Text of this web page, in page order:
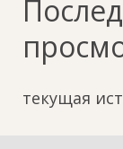
текущая